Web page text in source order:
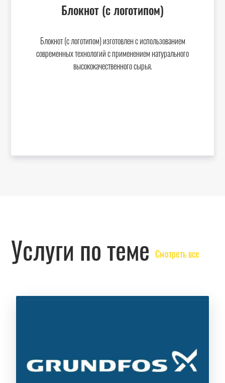
Блокнот (с логотипом)
Блокнот (с логотипом) изготовлен с использованием
современных технологий с применением натурального
высококачественного сырья.
Услуги по темеСмотреть все